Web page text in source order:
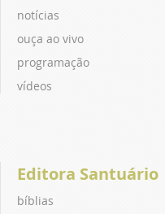
notícias
ouça ao vivo
programação
vídeos
Editora Santuário
bíblias